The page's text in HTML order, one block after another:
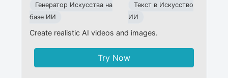
Генератор Искусства на
базе ИИ
Текст в Искусство
ИИ
Create realistic AI videos and images.
Try Now